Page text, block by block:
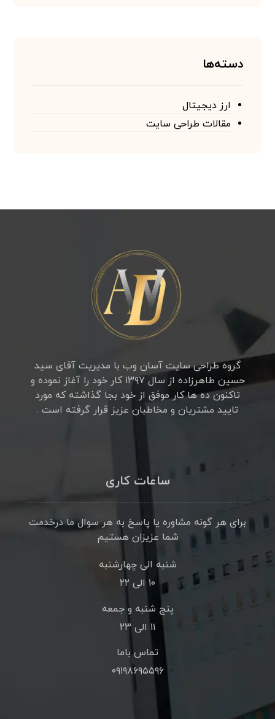
دسته‌ها
ارز دیجیتال
مقالات طراحی سایت
گروه طراحی سایت آسان وب با مدیریت آقای سید
حسین طاهرزاده از سال ۱۳۹۷ کار خود را آغاز نموده و
تاکنون ده ها کار موفق از خود بجا گذاشته که مورد
تایید مشتریان و مخاطبان عزیز قرار گرفته است .
ساعات کاری
برای هر گونه مشاوره یا پاسخ به هر سوال ما درخدمت
شما عزیزان هستیم
شنبه الی چهارشنبه
۱۰ الی ۲۲
پنج شنبه و جمعه
۱۱ الی ۲۳
تماس باما
۰۹۱۹۸۶۹۵۵۹۶